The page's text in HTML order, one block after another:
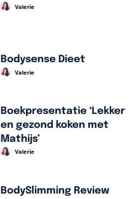
Valerie
Bodysense Dieet
Valerie
Boekpresentatie ‘Lekker
en gezond koken met
Mathijs’
Valerie
BodySlimming Review